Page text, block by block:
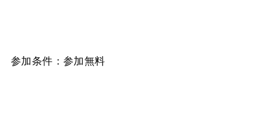
参加条件：参加無料